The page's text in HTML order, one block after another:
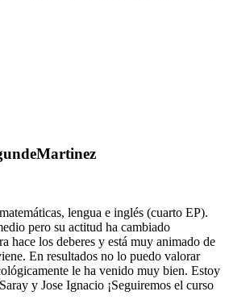
lengua e inglés (cuarto EP).
pero su actitud ha cambiado
hace los deberes y está muy animado de
En resultados no lo puedo valorar
le ha venido muy bien. Estoy
y Jose Ignacio ¡Seguiremos el curso